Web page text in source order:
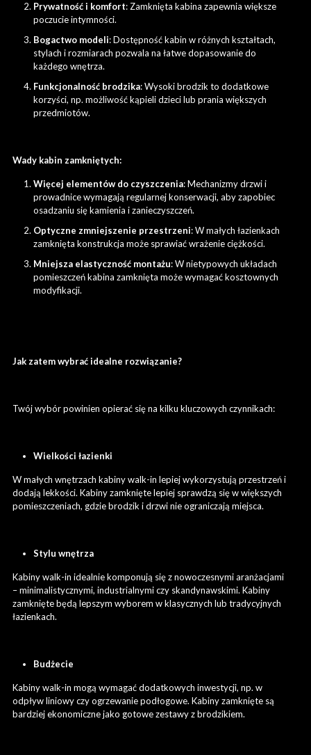
Prywatność i komfort: Zamknięta kabina zapewnia większe
poczucie intymności.
Bogactwo modeli: Dostępność kabin w różnych kształtach,
stylach i rozmiarach pozwala na łatwe dopasowanie do
każdego wnętrza.
Funkcjonalność brodzika: Wysoki brodzik to dodatkowe
korzyści, np. możliwość kąpieli dzieci lub prania większych
przedmiotów.
Wady kabin zamkniętych:
Więcej elementów do czyszczenia: Mechanizmy drzwi i
prowadnice wymagają regularnej konserwacji, aby zapobiec
osadzaniu się kamienia i zanieczyszczeń.
Optyczne zmniejszenie przestrzeni: W małych łazienkach
zamknięta konstrukcja może sprawiać wrażenie ciężkości.
Mniejsza elastyczność montażu: W nietypowych układach
pomieszczeń kabina zamknięta może wymagać kosztownych
modyfikacji.
Jak zatem wybrać idealne rozwiązanie?
Twój wybór powinien opierać się na kilku kluczowych czynnikach:
Wielkości łazienki
W małych wnętrzach kabiny walk-in lepiej wykorzystują przestrzeń i
dodają lekkości. Kabiny zamknięte lepiej sprawdzą się w większych
pomieszczeniach, gdzie brodzik i drzwi nie ograniczają miejsca.
Stylu wnętrza
Kabiny walk-in idealnie komponują się z nowoczesnymi aranżacjami
– minimalistycznymi, industrialnymi czy skandynawskimi. Kabiny
zamknięte będą lepszym wyborem w klasycznych lub tradycyjnych
łazienkach.
Budżecie
Kabiny walk-in mogą wymagać dodatkowych inwestycji, np. w
odpływ liniowy czy ogrzewanie podłogowe. Kabiny zamknięte są
bardziej ekonomiczne jako gotowe zestawy z brodzikiem.